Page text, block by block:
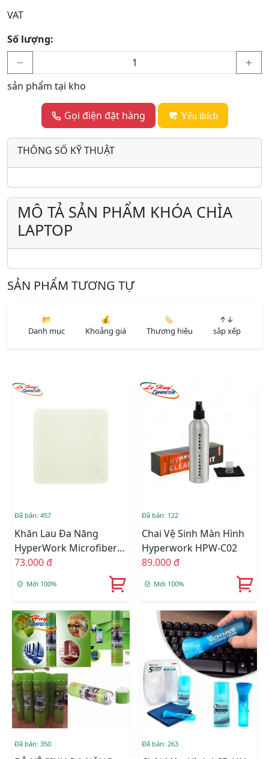
VAT
Số lượng:
sản phẩm tại kho
Gọi điện đặt hàng Yêu thích
THÔNG SỐ KỸ THUẬT
MÔ TẢ SẢN PHẨM KHÓA CHÌA
LAPTOP
SẢN PHẨM TƯƠNG TỰ
📂
Danh mục
💰
Khoảng giá
🏷️
Thương hiệu
↑↓
sắp xếp
Đã bán: 457
Khăn Lau Đa Năng
HyperWork Microfiber
HC-01
73.000 đ
Mới 100%
Đã bán: 122
Chai Vệ Sinh Màn Hình
Hyperwork HPW-C02
89.000 đ
Mới 100%
Đã bán: 350 Đã bán: 263